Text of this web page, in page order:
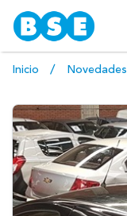
Inicio Novedades